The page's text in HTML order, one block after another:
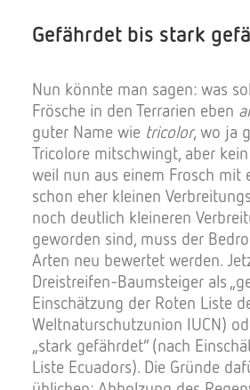
Gefährdet bis stark
Nun könnte man sagen: was
Frösche in den Terrarien eben
guter Name wie tricolor, wo ja
Tricolore mitschwingt, aber
weil nun aus einem Frosch mit
schon eher kleinen
noch deutlich kleineren
geworden sind, muss der
Arten neu bewertet werden.
Dreistreifen-Baumsteiger als
Einschätzung der Roten Liste
Weltnaturschutzunion IUCN)
„stark gefährdet“ (nach
Liste Ecuadors). Die Gründe